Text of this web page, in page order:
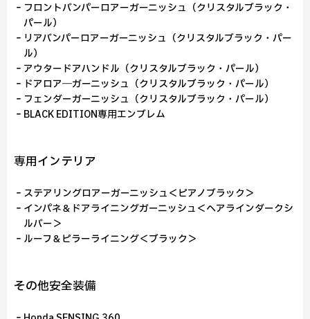
‐フロントバンパーロアーガーニッシュ（クリスタルブラック・
パール）
‐リアバンパーロアーガーニッシュ（クリスタルブラック・パー
ル）
‐アウタードアハンドル（クリスタルブラック・パール）
‐ドアロア―ガーニッシュ（クリスタルブラック・パール）
‐フェンダーガーニッシュ（クリスタルブラック・パール）
‐BLACK EDITION専用エンブレム
専用インテリア
‐ステアリングロアーガーニッシュ＜ピアノブラック＞
‐インパネ＆ドアライニングガーニッシュ＜ヘアラインダークシ
ルバー＞
‐ルーフ＆ピラーライニング＜ブラック＞
その他安全装備